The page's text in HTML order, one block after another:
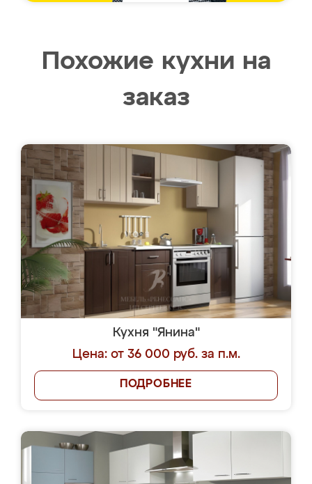
Похожие кухни на
заказ
Кухня "Янина"
Цена: от 36 000 руб. за п.м.
ПОДРОБНЕЕ